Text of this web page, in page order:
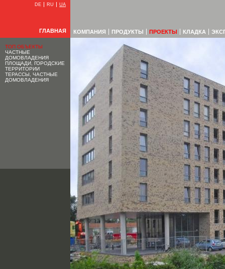
DE RU UA
ГЛАВНАЯ КОМПАНИЯ ПРОДУКТЫ ПРОЕКТЫ КЛАДКА
ТОП ОБЪЕКТЫ
ЧАСТНЫЕ
ДОМОВЛАДЕНИЯ
ПЛОЩАДИ, ГОРОДСКИЕ
ТЕРРИТОРИИ
ТЕРАССЫ, ЧАСТНЫЕ
ДОМОВЛАДЕНИЯ